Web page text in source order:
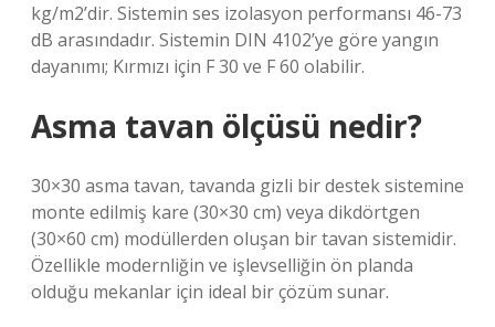
kg/m2’dir. Sistemin ses izolasyon performansı 46-73
dB arasındadır. Sistemin DIN 4102’ye göre yangın
dayanımı; Kırmızı için F 30 ve F 60 olabilir.
Asma tavan ölçüsü nedir?
30×30 asma tavan, tavanda gizli bir destek sistemine
monte edilmiş kare (30×30 cm) veya dikdörtgen
(30×60 cm) modüllerden oluşan bir tavan sistemidir.
Özellikle modernliğin ve işlevselliğin ön planda
olduğu mekanlar için ideal bir çözüm sunar.